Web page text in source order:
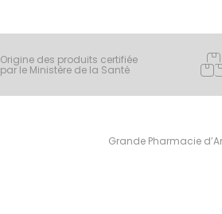
Origine des produits certifiée
par le Ministère de la Santé
Grande Pharmacie